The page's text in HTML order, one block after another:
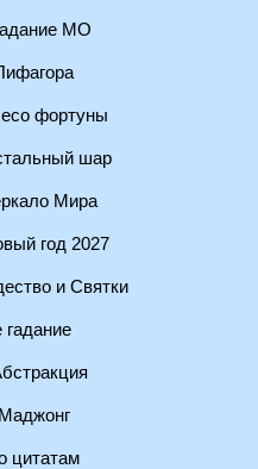
МО
фортуны
шар
Мира
год 2027
и Святки
гадание
цитатам